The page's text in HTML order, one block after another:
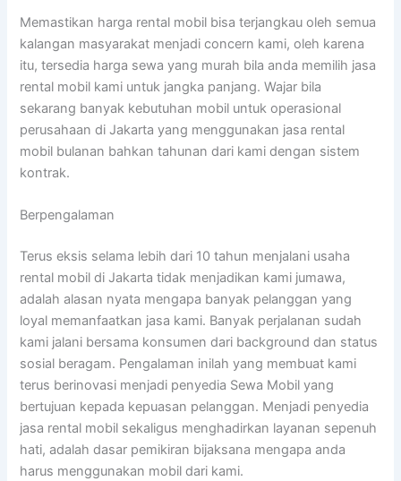
Memastikan harga rental mobil bisa terjangkau oleh semua
kalangan masyarakat menjadi concern kami, oleh karena
itu, tersedia harga sewa yang murah bila anda memilih jasa
rental mobil kami untuk jangka panjang. Wajar bila
sekarang banyak kebutuhan mobil untuk operasional
perusahaan di Jakarta yang menggunakan jasa rental
mobil bulanan bahkan tahunan dari kami dengan sistem
kontrak.
Berpengalaman
Terus eksis selama lebih dari 10 tahun menjalani usaha
rental mobil di Jakarta tidak menjadikan kami jumawa,
adalah alasan nyata mengapa banyak pelanggan yang
loyal memanfaatkan jasa kami. Banyak perjalanan sudah
kami jalani bersama konsumen dari background dan status
sosial beragam. Pengalaman inilah yang membuat kami
terus berinovasi menjadi penyedia Sewa Mobil yang
bertujuan kepada kepuasan pelanggan. Menjadi penyedia
jasa rental mobil sekaligus menghadirkan layanan sepenuh
hati, adalah dasar pemikiran bijaksana mengapa anda
harus menggunakan mobil dari kami.